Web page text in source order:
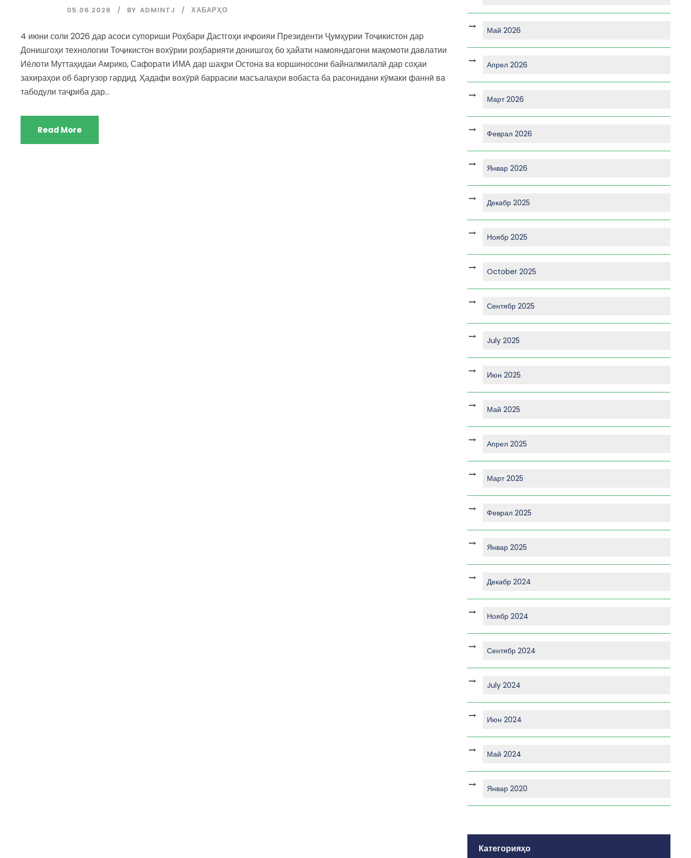
05.06.2026 BY ADMINTJ ХАБАРҲО
4 июни соли 2026 дар асоси супориши Роҳбари Дастгоҳи иҷроияи Президенти Ҷумҳурии Тоҷикистон дар
Донишгоҳи технологии Тоҷикистон вохӯрии роҳбарияти донишгоҳ бо ҳайати намояндагони мақомоти давлатии
Иёлоти Муттаҳидаи Амрико, Сафорати ИМА дар шаҳри Остона ва коршиносони байналмилалӣ дар соҳаи
захираҳои об баргузор гардид. Ҳадафи вохӯрӣ баррасии масъалаҳои вобаста ба расонидани кӯмаки фаннӣ ва
табодули таҷриба дар...
Read More
Май 2026
Апрел 2026
Март 2026
Феврал 2026
Январ 2026
Декабр 2025
Ноябр 2025
October 2025
Сентябр 2025
July 2025
Июн 2025
Май 2025
Апрел 2025
Март 2025
Феврал 2025
Январ 2025
Декабр 2024
Ноябр 2024
Сентябр 2024
July 2024
Июн 2024
Май 2024
Январ 2020
Категорияҳо